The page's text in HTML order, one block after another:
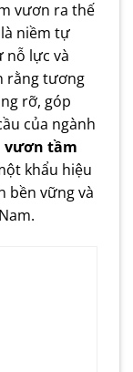
vươn ra thế
niềm tự
nỗ lực và
rằng tương
rỡ, góp
của ngành
vươn tầm
khẩu hiệu
bền vững và